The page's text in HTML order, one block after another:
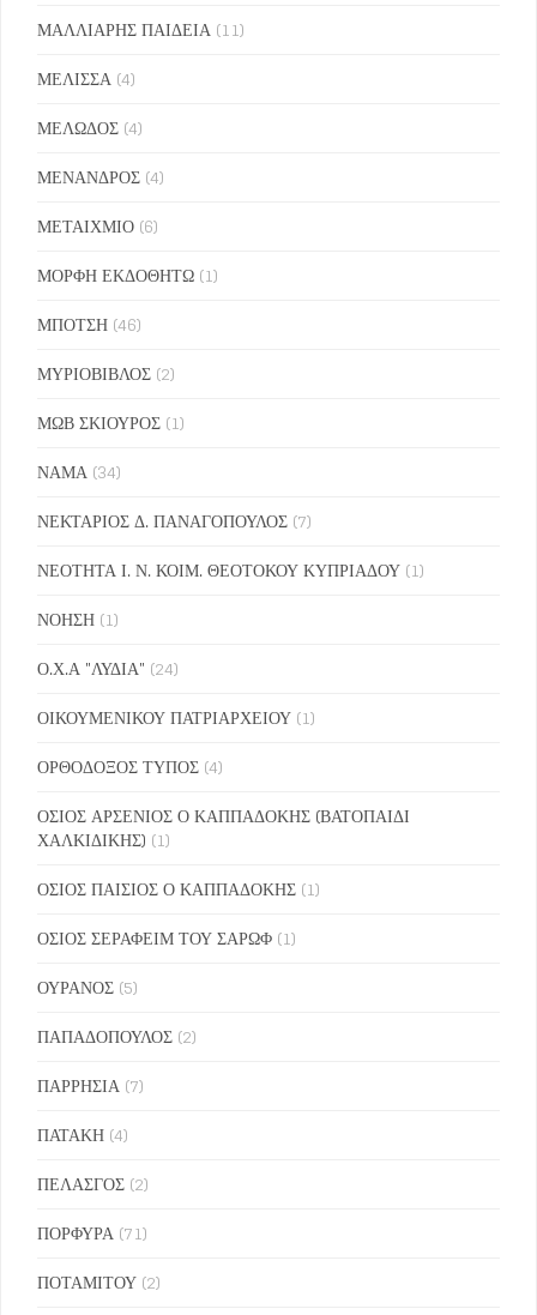
ΜΑΛΛΙΑΡΗΣ ΠΑΙΔΕΙΑ (11)
ΜΕΛΙΣΣΑ (4)
ΜΕΛΩΔΟΣ (4)
ΜΕΝΑΝΔΡΟΣ (4)
ΜΕΤΑΙΧΜΙΟ (6)
ΜΟΡΦΗ ΕΚΔΟΘΗΤΩ (1)
ΜΠΟΤΣΗ (46)
ΜΥΡΙΟΒΙΒΛΟΣ (2)
ΜΩΒ ΣΚΙΟΥΡΟΣ (1)
ΝΑΜΑ (34)
ΝΕΚΤΑΡΙΟΣ Δ. ΠΑΝΑΓΟΠΟΥΛΟΣ (7)
ΝΕΟΤΗΤΑ Ι. Ν. ΚΟΙΜ. ΘΕΟΤΟΚΟΥ ΚΥΠΡΙΑΔΟΥ (1)
ΝΟΗΣΗ (1)
Ο.Χ.Α "ΛΥΔΙΑ" (24)
ΟΙΚΟΥΜΕΝΙΚΟΥ ΠΑΤΡΙΑΡΧΕΙΟΥ (1)
ΟΡΘΟΔΟΞΟΣ ΤΥΠΟΣ (4)
ΟΣΙΟΣ ΑΡΣΕΝΙΟΣ Ο ΚΑΠΠΑΔΟΚΗΣ (ΒΑΤΟΠΑΙΔΙ
ΧΑΛΚΙΔΙΚΗΣ) (1)
ΟΣΙΟΣ ΠΑΙΣΙΟΣ Ο ΚΑΠΠΑΔΟΚΗΣ (1)
ΟΣΙΟΣ ΣΕΡΑΦΕΙΜ ΤΟΥ ΣΑΡΩΦ (1)
ΟΥΡΑΝΟΣ (5)
ΠΑΠΑΔΟΠΟΥΛΟΣ (2)
ΠΑΡΡΗΣΙΑ (7)
ΠΑΤΑΚΗ (4)
ΠΕΛΑΣΓΟΣ (2)
ΠΟΡΦΥΡΑ (71)
ΠΟΤΑΜΙΤΟΥ (2)